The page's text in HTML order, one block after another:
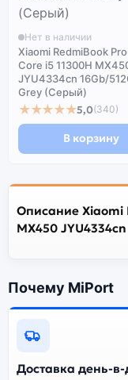
Нет в наличии
Xiaomi RedmiBook
Core i5 11300H
JYU4334cn 16Gb/
Grey (Серый)
★★★★★5,0(340)
В корзину
Описание Xiaomi
MX450 JYU4334cn
Почему MiPort
Доставка день-